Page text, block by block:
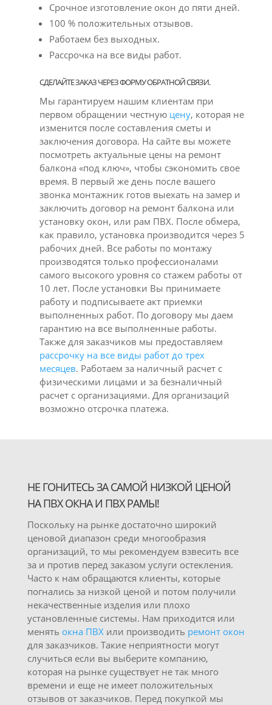
Срочное изготовление окон до пяти дней.
100 % положительных отзывов.
Работаем без выходных.
Рассрочка на все виды работ.
СДЕЛАЙТЕ ЗАКАЗ ЧЕРЕЗ ФОРМУ ОБРАТНОЙ СВЯЗИ.
Мы гарантируем нашим клиентам при
первом обращении честную цену, которая не
изменится после составления сметы и
заключения договора. На сайте вы можете
посмотреть актуальные цены на ремонт
балкона «под ключ», чтобы сэкономить свое
время. В первый же день после вашего
звонка монтажник готов выехать на замер и
заключить договор на ремонт балкона или
установку окон, или рам ПВХ. После обмера,
как правило, установка производится через 5
рабочих дней. Все работы по монтажу
производятся только профессионалами
самого высокого уровня со стажем работы от
10 лет. После установки Вы принимаете
работу и подписываете акт приемки
выполненных работ. По договору мы даем
гарантию на все выполненные работы.
Также для заказчиков мы предоставляем
рассрочку на все виды работ до трех
месяцев. Работаем за наличный расчет с
физическими лицами и за безналичный
расчет с организациями. Для организаций
возможно отсрочка платежа.
НЕ ГОНИТЕСЬ ЗА САМОЙ НИЗКОЙ ЦЕНОЙ
НА ПВХ ОКНА И ПВХ РАМЫ!
Поскольку на рынке достаточно широкий
ценовой диапазон среди многообразия
организаций, то мы рекомендуем взвесить все
за и против перед заказом услуги остекления.
Часто к нам обращаются клиенты, которые
погнались за низкой ценой и потом получили
некачественные изделия или плохо
установленные системы. Нам приходится или
менять окна ПВХили производить ремонт окон
для заказчиков. Такие неприятности могут
случиться если вы выберите компанию,
которая на рынке существует не так много
времени и еще не имеет положительных
отзывов от заказчиков. Перед покупкой мы